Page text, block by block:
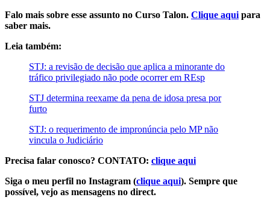
Falo mais sobre esse assunto no Curso Talon. Clique aqui para
saber mais.
Leia também:
STJ: a revisão de decisão que aplica a minorante do
tráfico privilegiado não pode ocorrer em REsp
STJ determina reexame da pena de idosa presa por
furto
STJ: o requerimento de impronúncia pelo MP não
vincula o Judiciário
Precisa falar conosco? CONTATO: clique aqui
Siga o meu perfil no Instagram (clique aqui). Sempre que
possível, vejo as mensagens no direct.